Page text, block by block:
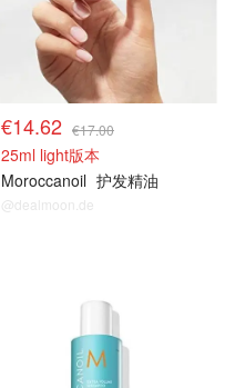
€14.62 €17.00
25ml light版本
Moroccanoil 护发精油
@dealmoon.de